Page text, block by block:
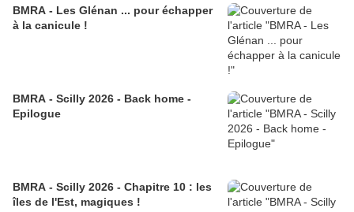
BMRA - Les Glénan ... pour échapper
à la canicule !
BMRA - Scilly 2026 - Back home -
Epilogue
BMRA - Scilly 2026 - Chapitre 10 : les
îles de l'Est, magiques !